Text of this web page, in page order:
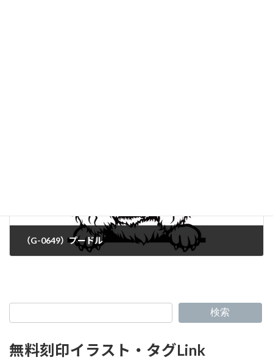
（G-0649）プードル
検索
無料刻印イラスト・タグLink